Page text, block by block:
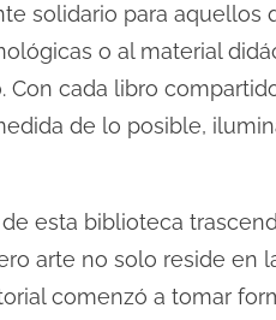
solidario para aquellos
o al material
Con cada libro
de lo posible,
esta biblioteca
arte no solo reside en
comenzó a tomar